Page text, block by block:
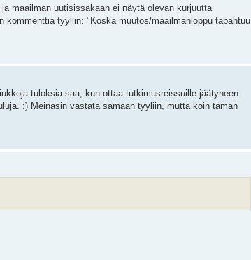
maailman uutisissakaan ei näytä olevan kurjuutta
tyyliin: "Koska muutos/maailmanloppu tapahtuu
tuloksia saa, kun ottaa tutkimusreissuille jäätyneen
:) Meinasin vastata samaan tyyliin, mutta koin tämän